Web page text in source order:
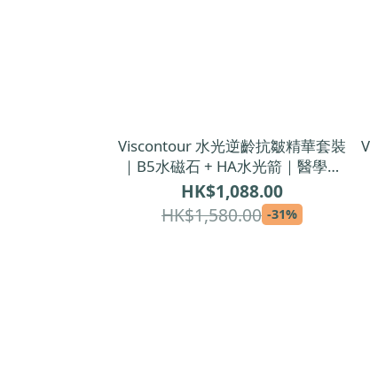
Viscontour 水光逆齡抗皺精華套裝
｜B5水磁石 + HA水光箭｜醫學級
雙重保濕抗皺精華
HK$1,088.00
HK$1,580.00 -31%